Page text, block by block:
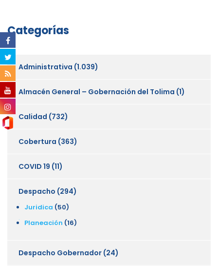
Categorías
Administrativa (1.039)
Almacén General – Gobernación del Tolima (1)
Calidad (732)
Cobertura (363)
COVID 19 (11)
Despacho (294)
Juridica (50)
Planeación (16)
Despacho Gobernador (24)